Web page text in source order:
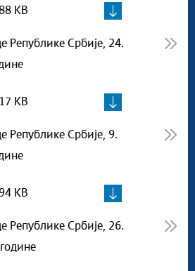
KB
Републике Србије, 24.
KB
Републике Србије, 9.
KB
Републике Србије, 26.